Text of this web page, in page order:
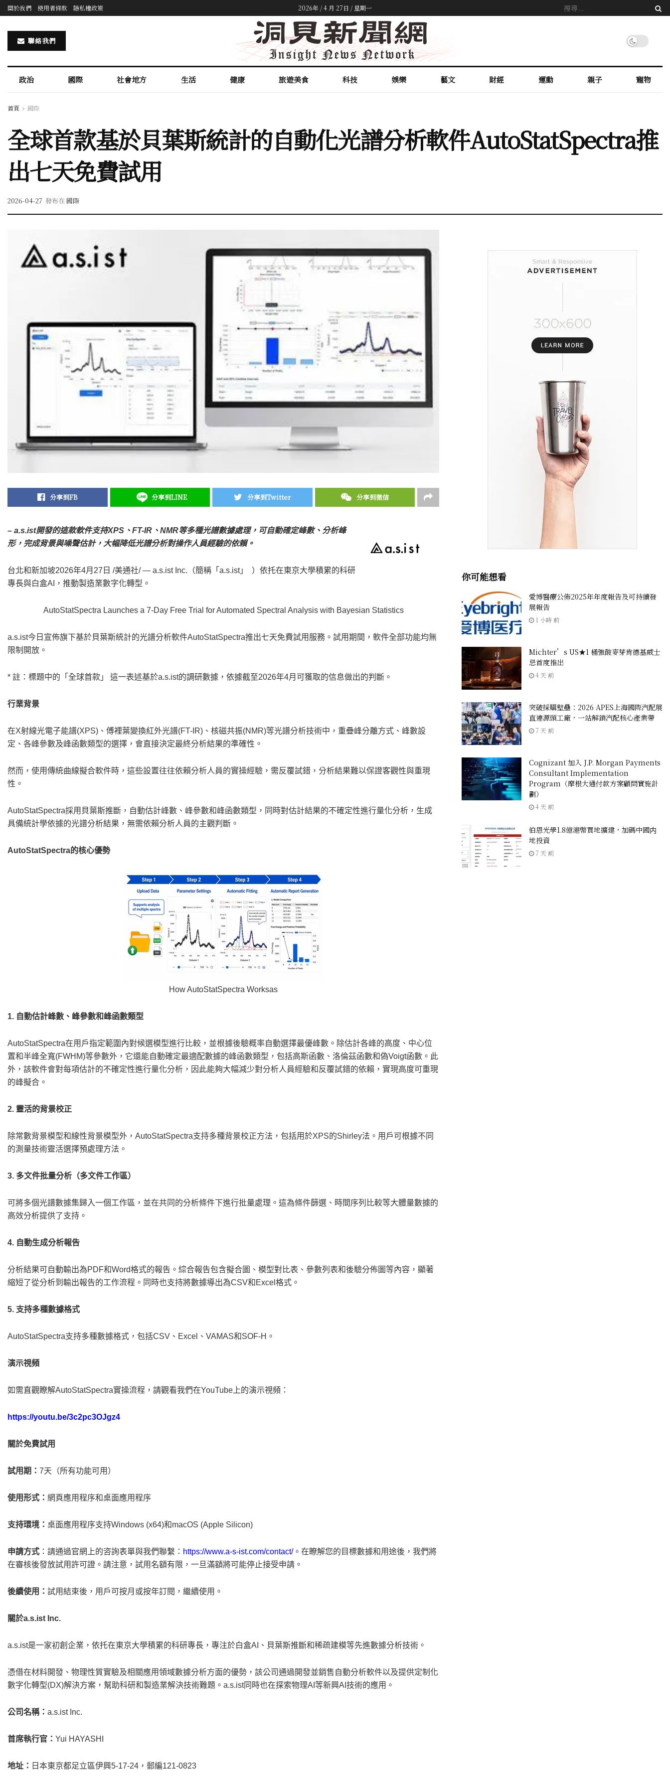
關於我們 使用者條款 隱私權政策 2026年 / 4 月 27日 / 星期一
聯絡我們
政治 國際 社會地方 生活 健康 旅遊美食 科技 娛樂 藝文 財經 運動 親子 寵物
首頁 國際
全球首款基於貝葉斯統計的自動化光譜分析軟件AutoStatSpectra推
出七天免費試用
2026-04-27 發布在 國際
分享到FB 分享到LINE 分享到Twitter 分享到微信
– a.s.ist開發的這款軟件支持XPS、FT-IR、NMR等多種光譜數據處理，可自動確定峰數、分析峰
形，完成背景與噪聲估計，大幅降低光譜分析對操作人員經驗的依賴。
台北和新加坡2026年4月27日 /美通社/ — a.s.ist Inc.（簡稱「a.s.ist」 ）依托在東京大學積累的科研
專長與白盒AI，推動製造業數字化轉型。
AutoStatSpectra Launches a 7-Day Free Trial for Automated Spectral Analysis with Bayesian Statistics
a.s.ist今日宣佈旗下基於貝葉斯統計的光譜分析軟件AutoStatSpectra推出七天免費試用服務。試用期間，軟件全部功能均無
限制開放。
* 註：標題中的「全球首款」 這一表述基於a.s.ist的調研數據，依據截至2026年4月可獲取的信息做出的判斷。
行業背景
在X射線光電子能譜(XPS)、傅裡葉變換紅外光譜(FT-IR)、核磁共振(NMR)等光譜分析技術中，重疊峰分離方式、峰數設
定、各峰參數及峰函數類型的選擇，會直接決定最終分析結果的準確性。
然而，使用傳統曲線擬合軟件時，這些設置往往依賴分析人員的實操經驗，需反覆試錯，分析結果難以保證客觀性與重現
性。
AutoStatSpectra採用貝葉斯推斷，自動估計峰數、峰參數和峰函數類型，同時對估計結果的不確定性進行量化分析，生成
具備統計學依據的光譜分析結果，無需依賴分析人員的主觀判斷。
AutoStatSpectra的核心優勢
How AutoStatSpectra Worksas
1. 自動估計峰數、峰參數和峰函數類型
AutoStatSpectra在用戶指定範圍內對候選模型進行比較，並根據後驗概率自動選擇最優峰數。除估計各峰的高度、中心位
置和半峰全寬(FWHM)等參數外，它還能自動確定最適配數據的峰函數類型，包括高斯函數、洛倫茲函數和偽Voigt函數。此
外，該軟件會對每項估計的不確定性進行量化分析，因此能夠大幅減少對分析人員經驗和反覆試錯的依賴，實現高度可重現
的峰擬合。
2. 靈活的背景校正
除常數背景模型和線性背景模型外，AutoStatSpectra支持多種背景校正方法，包括用於XPS的Shirley法。用戶可根據不同
的測量技術靈活選擇預處理方法。
3. 多文件批量分析（多文件工作區）
可將多個光譜數據集歸入一個工作區，並在共同的分析條件下進行批量處理。這為條件篩選、時間序列比較等大體量數據的
高效分析提供了支持。
4. 自動生成分析報告
分析結果可自動輸出為PDF和Word格式的報告。綜合報告包含擬合圖、模型對比表、參數列表和後驗分佈圖等內容，顯著
縮短了從分析到輸出報告的工作流程。同時也支持將數據導出為CSV和Excel格式。
5. 支持多種數據格式
AutoStatSpectra支持多種數據格式，包括CSV、Excel、VAMAS和SOF-H。
演示視頻
如需直觀瞭解AutoStatSpectra實操流程，請觀看我們在YouTube上的演示視頻：
https://youtu.be/3c2pc3OJgz4
關於免費試用
試用期： 7天（所有功能可用）
使用形式： 網頁應用程序和桌面應用程序
支持環境： 桌面應用程序支持Windows (x64)和macOS (Apple Silicon)
申請方式 ：請通過官網上的咨詢表單與我們聯繫： https://www.a-s-ist.com/contact/。在瞭解您的目標數據和用途後，我們將
在審核後發放試用許可證。請注意，試用名額有限，一旦滿額將可能停止接受申請。
後續使用： 試用結束後，用戶可按月或按年訂閱，繼續使用。
關於a.s.ist Inc.
a.s.ist是一家初創企業，依托在東京大學積累的科研專長，專注於白盒AI、貝葉斯推斷和稀疏建模等先進數據分析技術。
憑借在材料開發、物理性質實驗及相關應用領域數據分析方面的優勢，該公司通過開發並銷售自動分析軟件以及提供定制化
數字化轉型(DX)解決方案，幫助科研和製造業解決技術難題。a.s.ist同時也在探索物理AI等新興AI技術的應用。
公司名稱： a.s.ist Inc.
首席執行官： Yui HAYASHI
地址： 日本東京都足立區伊興5-17-24，郵編121-0823
你可能想看
愛博醫療公佈2025年年度報告及可持續發
展報告
1 小時 前
Michter’s US★1 桶強酸麥芽肯德基威士
忌首度推出
4 天 前
突破採購壁壘：2026 APES上海國際汽配展
直連源頭工廠，一站解鎖汽配核心產業帶
7 天 前
Cognizant 加入 J.P. Morgan Payments
Consultant Implementation
Program（摩根大通付款方案顧問實施計
劃）
4 天 前
伯恩光學1.8億港幣買地擴建，加碼中國内
地投資
7 天 前